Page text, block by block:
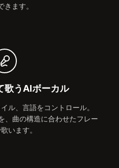
きます。
歌うAIボーカル
ル、言語をコントロール。
、曲の構造に合わせたフレー
います。